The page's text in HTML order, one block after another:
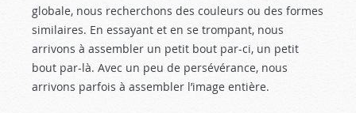
globale, nous recherchons des couleurs ou des formes
similaires. En essayant et en se trompant, nous
arrivons à assembler un petit bout par-ci, un petit
bout par-là. Avec un peu de persévérance, nous
arrivons parfois à assembler l’image entière.